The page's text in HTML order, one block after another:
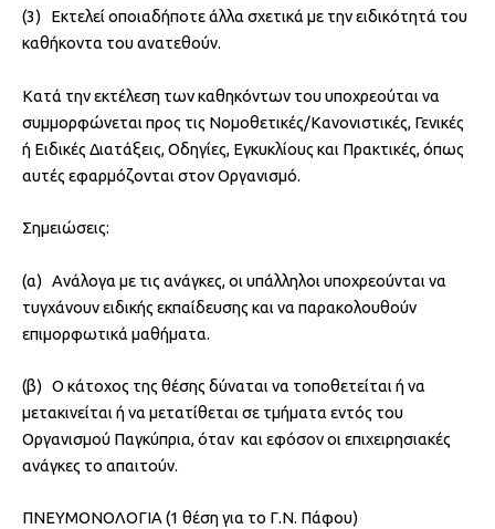
(3) Εκτελεί οποιαδήποτε άλλα σχετικά με την ειδικότητά του
καθήκοντα του ανατεθούν.
Κατά την εκτέλεση των καθηκόντων του υποχρεούται να
συμμορφώνεται προς τις Νομοθετικές/Κανονιστικές, Γενικές
ή Ειδικές Διατάξεις, Οδηγίες, Εγκυκλίους και Πρακτικές, όπως
αυτές εφαρμόζονται στον Οργανισμό.
Σημειώσεις:
(α) Ανάλογα με τις ανάγκες, οι υπάλληλοι υποχρεούνται να
τυγχάνουν ειδικής εκπαίδευσης και να παρακολουθούν
επιμορφωτικά μαθήματα.
(β) Ο κάτοχος της θέσης δύναται να τοποθετείται ή να
μετακινείται ή να μετατίθεται σε τμήματα εντός του
Οργανισμού Παγκύπρια, όταν και εφόσον οι επιχειρησιακές
ανάγκες το απαιτούν.
ΠΝΕΥΜΟΝΟΛΟΓΙΑ (1 θέση για το Γ.Ν. Πάφου)